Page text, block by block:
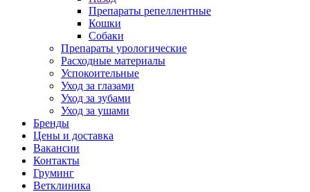
Препараты репеллентные
Кошки
Собаки
Препараты урологические
Расходные материалы
Успокоительные
Уход за глазами
Уход за зубами
Уход за ушами
Бренды
Цены и доставка
Вакансии
Контакты
Груминг
Ветклиника